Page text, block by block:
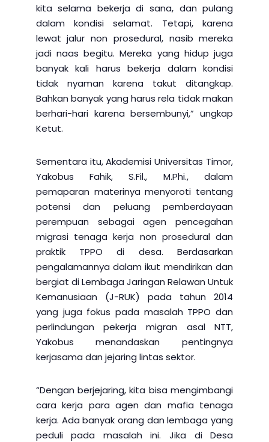
kita selama bekerja di sana, dan pulang
dalam kondisi selamat. Tetapi, karena
lewat jalur non prosedural, nasib mereka
jadi naas begitu. Mereka yang hidup juga
banyak kali harus bekerja dalam kondisi
tidak nyaman karena takut ditangkap.
Bahkan banyak yang harus rela tidak makan
berhari-hari karena bersembunyi,” ungkap
Ketut.
Sementara itu, Akademisi Universitas Timor,
Yakobus Fahik, S.Fil., M.Phi., dalam
pemaparan materinya menyoroti tentang
potensi dan peluang pemberdayaan
perempuan sebagai agen pencegahan
migrasi tenaga kerja non prosedural dan
praktik TPPO di desa. Berdasarkan
pengalamannya dalam ikut mendirikan dan
bergiat di Lembaga Jaringan Relawan Untuk
Kemanusiaan (J-RUK) pada tahun 2014
yang juga fokus pada masalah TPPO dan
perlindungan pekerja migran asal NTT,
Yakobus menandaskan pentingnya
kerjasama dan jejaring lintas sektor.
“Dengan berjejaring, kita bisa mengimbangi
cara kerja para agen dan mafia tenaga
kerja. Ada banyak orang dan lembaga yang
peduli pada masalah ini. Jika di Desa